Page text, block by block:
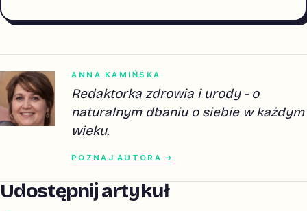
ANNA KAMIŃSKA
Redaktorka zdrowia i urody - o
naturalnym dbaniu o siebie w każdym
wieku.
POZNAJ AUTORA →
Udostępnij artykuł